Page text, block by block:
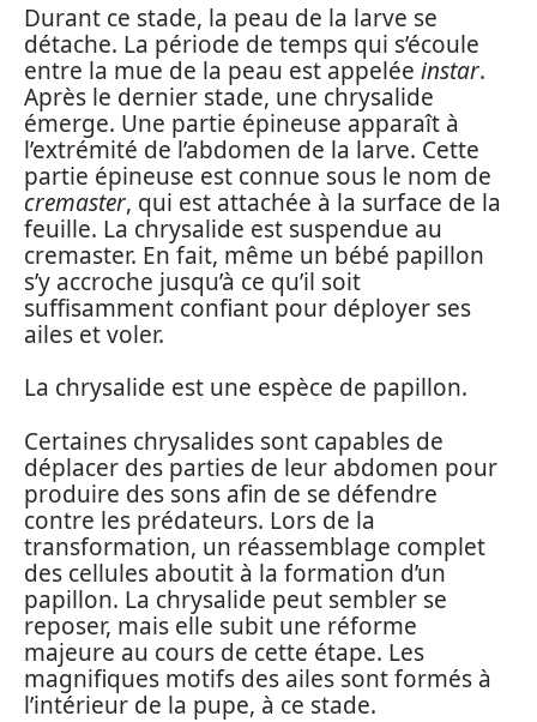
Durant ce stade, la peau de la larve se
détache. La période de temps qui s’écoule
entre la mue de la peau est appelée instar.
Après le dernier stade, une chrysalide
émerge. Une partie épineuse apparaît à
l’extrémité de l’abdomen de la larve. Cette
partie épineuse est connue sous le nom de
cremaster, qui est attachée à la surface de la
feuille. La chrysalide est suspendue au
cremaster. En fait, même un bébé papillon
s’y accroche jusqu’à ce qu’il soit
suffisamment confiant pour déployer ses
ailes et voler.
La chrysalide est une espèce de papillon.
Certaines chrysalides sont capables de
déplacer des parties de leur abdomen pour
produire des sons afin de se défendre
contre les prédateurs. Lors de la
transformation, un réassemblage complet
des cellules aboutit à la formation d’un
papillon. La chrysalide peut sembler se
reposer, mais elle subit une réforme
majeure au cours de cette étape. Les
magnifiques motifs des ailes sont formés à
l’intérieur de la pupe, à ce stade.